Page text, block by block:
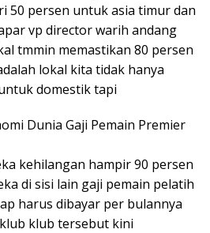
50 persen untuk asia timur dan
vp director warih andang
tmmin memastikan 80 persen
lokal kita tidak hanya
domestik tapi
Dunia Gaji Pemain Premier
kehilangan hampir 90 persen
di sisi lain gaji pemain pelatih
harus dibayar per bulannya
klub tersebut kini